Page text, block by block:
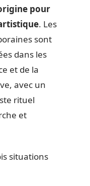
pour
. Les
sont
dans les
et de la
avec un
rituel
et
situations